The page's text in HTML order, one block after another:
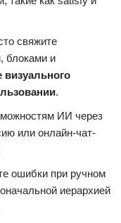
свяжите
блоками и
визуального
.
ИИ через
или онлайн-чат-
ошибки при ручном
иерархией